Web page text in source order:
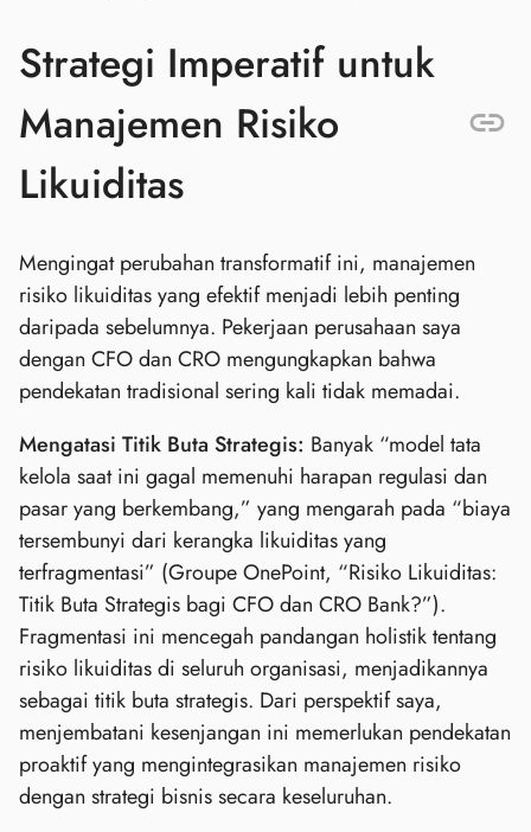
Strategi Imperatif untuk
Manajemen Risiko
Likuiditas
Mengingat perubahan transformatif ini, manajemen
risiko likuiditas yang efektif menjadi lebih penting
daripada sebelumnya. Pekerjaan perusahaan saya
dengan CFO dan CRO mengungkapkan bahwa
pendekatan tradisional sering kali tidak memadai.
Mengatasi Titik Buta Strategis: Banyak “model tata
kelola saat ini gagal memenuhi harapan regulasi dan
pasar yang berkembang,” yang mengarah pada “biaya
tersembunyi dari kerangka likuiditas yang
terfragmentasi” (Groupe OnePoint, “Risiko Likuiditas:
Titik Buta Strategis bagi CFO dan CRO Bank?”).
Fragmentasi ini mencegah pandangan holistik tentang
risiko likuiditas di seluruh organisasi, menjadikannya
sebagai titik buta strategis. Dari perspektif saya,
menjembatani kesenjangan ini memerlukan pendekatan
proaktif yang mengintegrasikan manajemen risiko
dengan strategi bisnis secara keseluruhan.